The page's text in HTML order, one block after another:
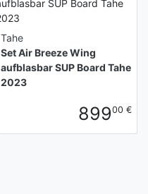
Tahe
Set Air Breeze Wing
aufblasbar SUP Board Tahe
2023
89900 €